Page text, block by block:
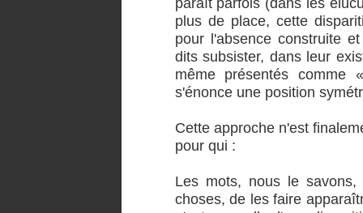
plus de place, cette
pour l'absence construite
dits subsister, dans leur
même présentés comme
s'énonce une position
Cette approche n'est
pour qui :
Les mots, nous le
choses, de les faire